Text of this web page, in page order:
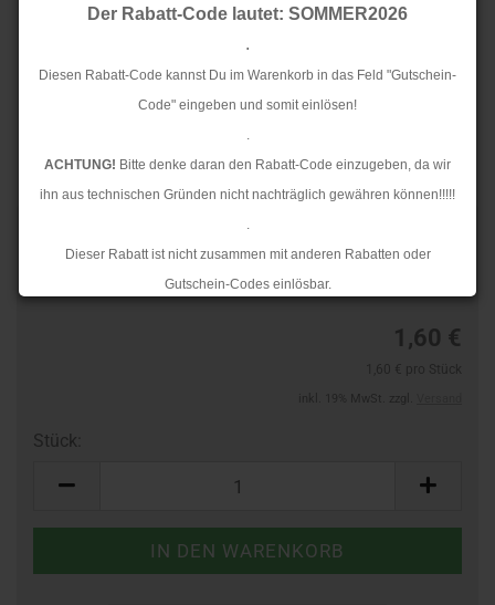
Der Rabatt-Code lautet: SOMMER2026
.
Diesen Rabatt-Code kannst Du im Warenkorb in das Feld "Gutschein-
Code" eingeben und somit einlösen!
.
ACHTUNG! Bitte denke daran den Rabatt-Code einzugeben, da wir
ihn aus technischen Gründen nicht nachträglich gewähren können!!!!!
.
Dieser Rabatt ist nicht zusammen mit anderen Rabatten oder
Gutschein-Codes einlösbar.
Ab dem 17.08.2026 versenden wir wieder wie gewohnt. Aufgrund des
1,60 €
Stück: